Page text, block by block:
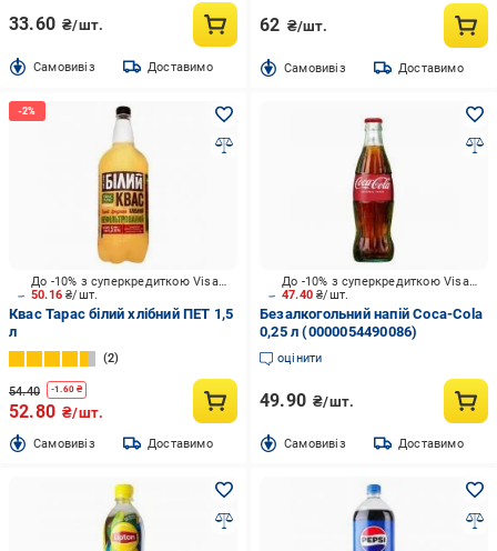
33.60 ₴/шт.
Cамовивіз Доставимо
62 ₴/шт.
Cамовивіз Доставимо
50.16₴/шт.
До -10% з суперкредиткою Visa Вигода
Квас Тарас білий хлібний ПЕТ 1,5
л
2
54.40 -1.60 ₴
52.80 ₴/шт.
Cамовивіз Доставимо
47.40₴/шт.
До -10% з суперкредиткою Visa Вигода
Безалкогольний напій Coca-Cola
0,25 л (0000054490086)
оцінити
49.90 ₴/шт.
Cамовивіз Доставимо